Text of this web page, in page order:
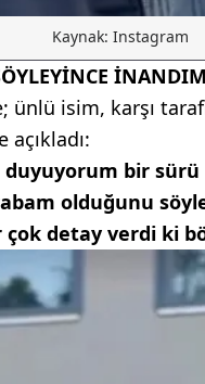
Kaynak: Instagram
ünlü isim, karşı
açıkladı:
bir
olduğunu
çok detay verdi ki